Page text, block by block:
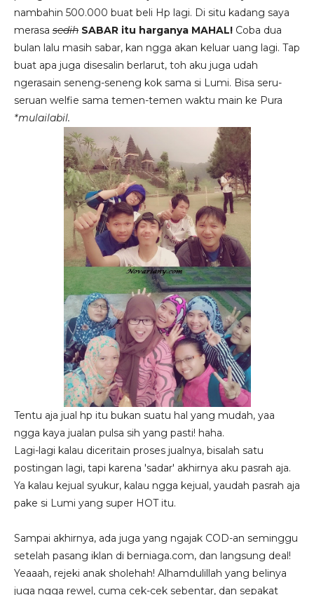
nambahin 500.000 buat beli Hp lagi. Di situ kadang saya
merasa sedih SABAR itu harganya MAHAL! Coba dua
bulan lalu masih sabar, kan ngga akan keluar uang lagi. Tapi
buat apa juga disesalin berlarut, toh aku juga udah
ngerasain seneng-seneng kok sama si Lumi. Bisa seru-
seruan welfie sama temen-temen waktu main ke Pura
*mulailabil.
Tentu aja jual hp itu bukan suatu hal yang mudah, yaa
ngga kaya jualan pulsa sih yang pasti! haha.
Lagi-lagi kalau diceritain proses jualnya, bisalah satu
postingan lagi, tapi karena 'sadar' akhirnya aku pasrah aja.
Ya kalau kejual syukur, kalau ngga kejual, yaudah pasrah aja
pake si Lumi yang super HOT itu.
Sampai akhirnya, ada juga yang ngajak COD-an seminggu
setelah pasang iklan di berniaga.com, dan langsung deal!
Yeaaah, rejeki anak sholehah! Alhamdulillah yang belinya
juga ngga rewel, cuma cek-cek sebentar, dan sepakat